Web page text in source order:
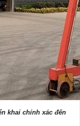
khai chính xác đến